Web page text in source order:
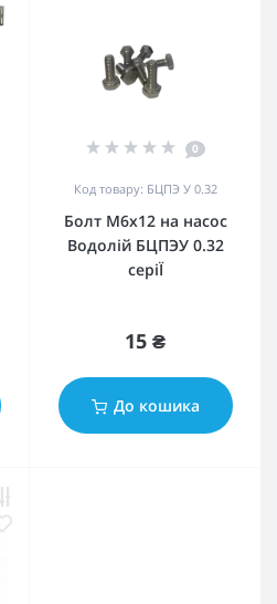
0
Код товару: БЦПЭ У 0.32
Болт М6х12 на насос
Водолій БЦПЭУ 0.32
серіЇ
15 ₴
До кошика